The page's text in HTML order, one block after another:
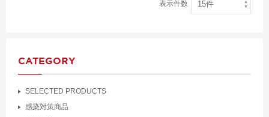
表示件数
CATEGORY
SELECTED PRODUCTS
感染対策商品